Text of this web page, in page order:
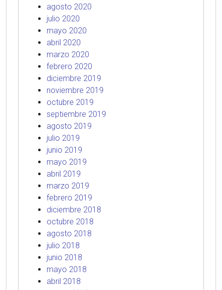
agosto 2020
julio 2020
mayo 2020
abril 2020
marzo 2020
febrero 2020
diciembre 2019
noviembre 2019
octubre 2019
septiembre 2019
agosto 2019
julio 2019
junio 2019
mayo 2019
abril 2019
marzo 2019
febrero 2019
diciembre 2018
octubre 2018
agosto 2018
julio 2018
junio 2018
mayo 2018
abril 2018